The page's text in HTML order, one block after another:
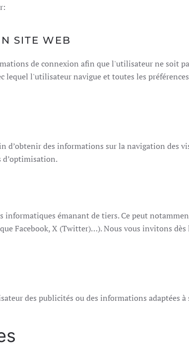
SITE WEB
de connexion afin que l'utilisateur ne soit
lequel l'utilisateur navigue et toutes les
d’obtenir des informations sur la navigation des
d’optimisation.
émanant de tiers. Ce peut
que Facebook, X (Twitter)…). Nous vous invitons
des publicités ou des informations adaptées à